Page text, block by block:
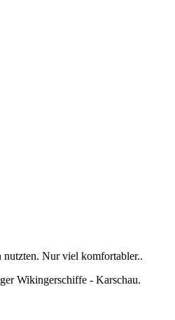
Nur viel komfortabler..
Wikingerschiffe - Karschau.